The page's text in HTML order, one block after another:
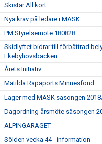
Skistar All kort
Nya krav på ledare i MASK
PM Styrelsemöte 180828
Skidlyftet bidrar till förbättrad
Ekebyhovsbacken.
Årets Initiativ
Matilda Rapaports Minnesfond
Läger med MASK säsongen
Dagordning årsmöte säsongen
ALPINGARAGET
Sölden vecka 44 - information